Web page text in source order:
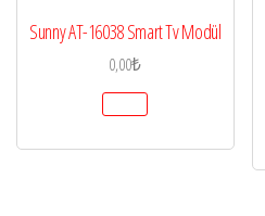
Sunny AT-16038 Smart Tv Modül
0,00₺